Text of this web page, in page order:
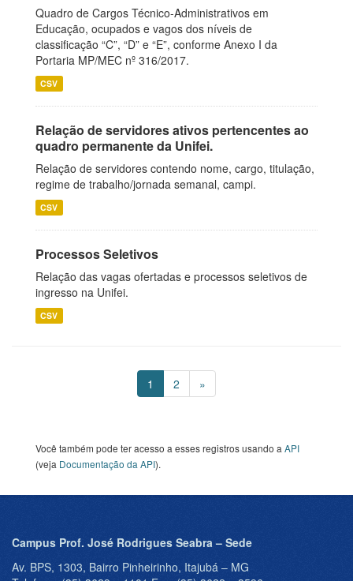
Quadro de Cargos Técnico-Administrativos em
Educação, ocupados e vagos dos níveis de
classificação “C”, “D” e “E”, conforme Anexo I da
Portaria MP/MEC nº 316/2017.
CSV
Relação de servidores ativos pertencentes ao
quadro permanente da Unifei.
Relação de servidores contendo nome, cargo, titulação,
regime de trabalho/jornada semanal, campi.
CSV
Processos Seletivos
Relação das vagas ofertadas e processos seletivos de
ingresso na Unifei.
CSV
1 2 »
Você também pode ter acesso a esses registros usando a API
(veja Documentação da API).
Campus Prof. José Rodrigues Seabra – Sede
Av. BPS, 1303, Bairro Pinheirinho, Itajubá – MG